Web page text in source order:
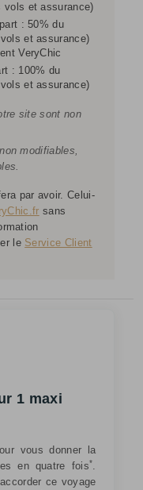
vols et assurance)
: 50% du
et assurance)
VeryChic
: 100% du
et assurance)
site sont non
modifiables,
par avoir. Celui-
sans
le Service Client
1 maxi
vous donner la
en quatre fois*.
ce voyage